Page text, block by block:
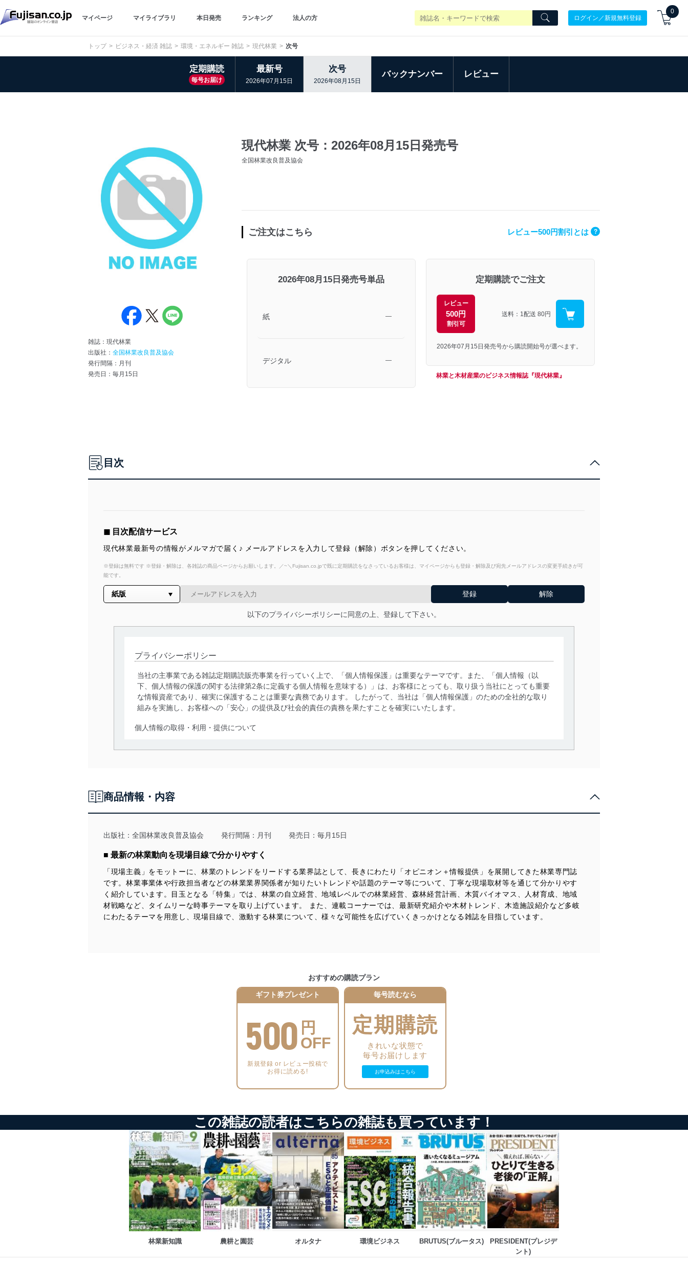
マイページ マイライブラリ 本日発売 ランキング 法人の方 ログイン／新規無料登録
0
トップ ビジネス・経済 雑誌 環境・エネルギー 雑誌 現代林業 次号
定期購読
毎号お届け
最新号
2026年07月15日
次号
2026年08月15日
バックナンバー レビュー
雑誌：現代林業
出版社： 全国林業改良普及協会
発行間隔：月刊
発売日：毎月15日
現代林業 次号：2026年08月15日発売号
全国林業改良普及協会
ご注文はこちら レビュー500円割引とは ?
2026年08月15日発売号単品
紙 ―
デジタル ―
定期購読でご注文
レビュー
500円
割引可
送料：1配送 80円
2026年07月15日発売号から購読開始号が選べます。
林業と木材産業のビジネス情報誌『現代林業』
目次
◼︎ 目次配信サービス
現代林業最新号の情報がメルマガで届く♪ メールアドレスを入力して登録（解除）ボタンを押してください。
※登録は無料です ※登録・解除は、各雑誌の商品ページからお願いします。／~＼Fujisan.co.jpで既に定期購読をなさっているお客様は、マイページからも登録・解除及び宛先メールアドレスの変更手続きが可
能です。
以下のプライバシーポリシーに同意の上、登録して下さい。
プライバシーポリシー
当社の主事業である雑誌定期購読販売事業を行っていく上で、「個人情報保護」は重要なテーマです。また、「個人情報（以
下、個人情報の保護の関する法律第2条に定義する個人情報を意味する）」は、お客様にとっても、取り扱う当社にとっても重要
な情報資産であり、確実に保護することは重要な責務であります。 したがって、当社は「個人情報保護」のための全社的な取り
組みを実施し、お客様への「安心」の提供及び社会的責任の責務を果たすことを確実にいたします。
個人情報の取得・利用・提供について
当社は、個人情報の取得・利用・提供に際して、その利用目的を明確にし、本人の同意を得たうえで利用目的の達成に必要な範
法令遵守
令及びその他の規範を常に適合させます。
個人情報の安全管理措置
当社は、個人情報の正確性及び安全性を確保するために、下記セキュリティ対策をはじめとする安全対策を実施し、個人情報の
漏えい、滅失またはき損の防止及び是正に努めます。
アクセス制御
個人データを取り扱うことのできる機器及び当該機器を取り扱う従業者を明確化し、 個人データへの不要なアクセスを防止
しています。
個人データを取り扱う機器等のオペレーティングシステムを最新の状態に保持しています。
個人データを取り扱う機器等にセキュリティ対策ソフトウェア等を導入し、自動更新 機能等の活用により、これを最新状態
情報システムの使用に伴う漏洩等の防止
メール等により個人データの含まれるファイルを送信する場合に、当該ファイルへのパスワードを設定しています。
個人情報保護マネジメントシステムの継続的改善
当社は、内部監査及びマネジメントレビューの機会を通じて、個人情報保護マネジメントシステムを継続的に改善し、常に最良
苦情及び相談受付け窓口
貴殿の個人情報及び当社の個人情報保護マネジメントシステムに関するご相談及び苦情については以下までご連絡ください。
適切、かつ迅速に対応させていただきます。
株式会社富士山マガジンサービス 個人情報問い合わせ係
TEL：0570-200-223
FAX：03-5459-7073
e-mail：cs@fujisan.co.jp
改訂：2025年2月20日
制定：2005年4月1日
株式会社富士山マガジンサービス
商品情報・内容
出版社： 全国林業改良普及協会 発行間隔：月刊 発売日：毎月15日
■ 最新の林業動向を現場目線で分かりやすく
「現場主義」をモットーに、林業のトレンドをリードする業界誌として、長きにわたり「オピニオン＋情報提供」を展開してきた林業専門誌
です。林業事業体や行政担当者などの林業業界関係者が知りたいトレンドや話題のテーマ等について、丁寧な現場取材等を通じて分かりやす
く紹介しています。目玉となる「特集」では、林業の自立経営、地域レベルでの林業経営、森林経営計画、木質バイオマス、人材育成、地域
材戦略など、タイムリーな時事テーマを取り上げています。 また、連載コーナーでは、最新研究紹介や木材トレンド、木造施設紹介など多岐
にわたるテーマを用意し、現場目線で、激動する林業について、様々な可能性を広げていくきっかけとなる雑誌を目指しています。
おすすめの購読プラン
ギフト券プレゼント
500 円
OFF
新規登録 or レビュー投稿で
お得に読める!
毎号読むなら
定期購読
きれいな状態で
毎号お届けします
お申込みはこちら
この雑誌の読者はこちらの雑誌も買っています！
林業新知識 農耕と園芸 オルタナ 環境ビジネス BRUTUS(ブルータス)
PRESIDENT(プレジデ
ント)